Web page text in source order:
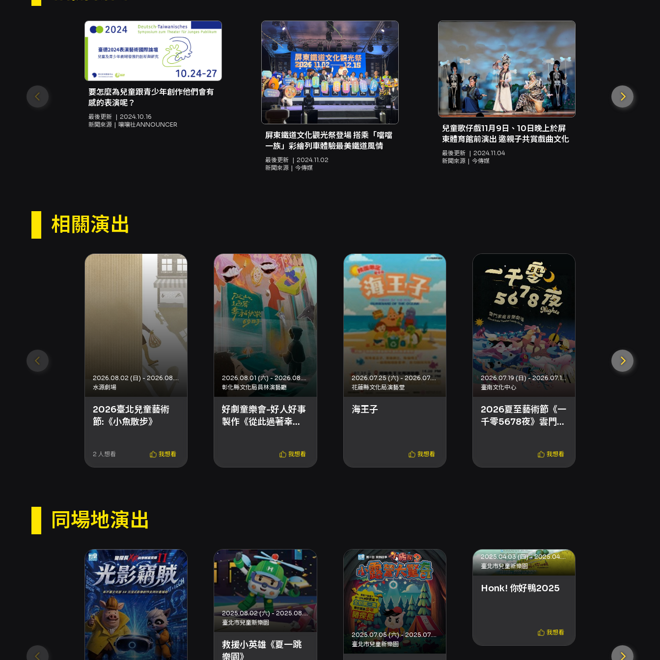
要怎麼為兒童跟青少年創作他們會有
感的表演呢？
最後更新
2024.10.16
新聞來源
嚷嚷社ANNOUNCER
屏東鐵道文化觀光祭登場 搭乘「噹噹
一族」彩繪列車體驗最美鐵道風情
最後更新
2024.11.02
新聞來源
今傳媒
兒童歌仔戲11月9日、10日晚上於屏
東體育館前演出 邀親子共賞戲曲文化
最後更新
2024.11.04
新聞來源
今傳媒
密技！嚷
相關演出
2026.08.02 (日) - 2026.08.02 (日)
水源劇場
2026臺北兒童藝術
節:《小魚散步》
2 人想看 我想看
2026.08.01 (六) - 2026.08.01 (六)
彰化縣文化局員林演藝廳
好劇童樂會-好人好事
製作《從此過著幸福
我想看
2026.07.25 (六) - 2026.07.25 (六)
花蓮縣文化局演藝堂
海王子
我想看
2026.07.19 (日) - 2026.07.19 (日)
臺南文化中心
2026夏至藝術節《一
千零5678夜》雲門家
我想看
同場地演出
2025.08.02 (六) - 2025.08.24 (日)
臺北市兒童新樂園
救援小英雄《夏一跳
樂園》
2025.07.05 (六) - 2025.07.20 (日)
臺北市兒童新樂園
2025.04.03 (四) - 2025.04.06 (日)
臺北市兒童新樂園
Honk! 你好鴨2025
我想看